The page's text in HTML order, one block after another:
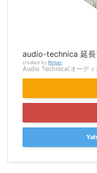
audio-technica 延
created by Rinker
Audio Technica(オーディ